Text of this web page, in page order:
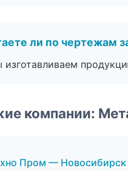
ли по чертежам
компании:
Пром — Новосибирск